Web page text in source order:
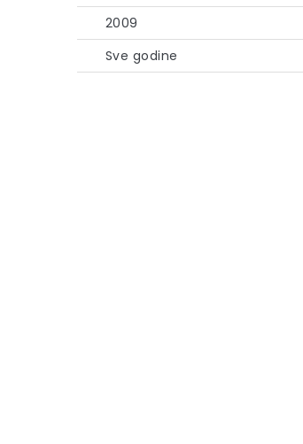
2009
Sve godine